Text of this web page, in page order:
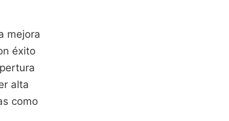
mejora
éxito
alta
como